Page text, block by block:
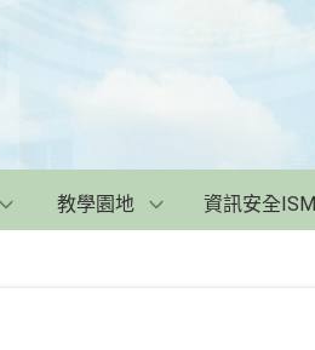
教學園地 資訊安全